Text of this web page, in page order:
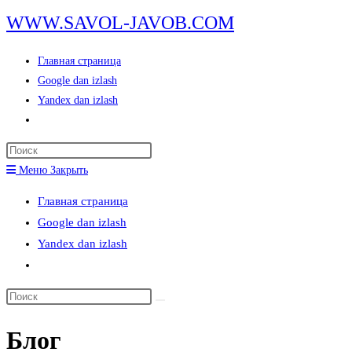
Перейти
к
содержимому
WWW.SAVOL-JAVOB.COM
Главная страница
Google dan izlash
Yandex dan izlash
по
веб-
сайту
Меню Закрыть
Главная страница
Google dan izlash
Yandex dan izlash
по
сайту
Поиск
сайте
Блог